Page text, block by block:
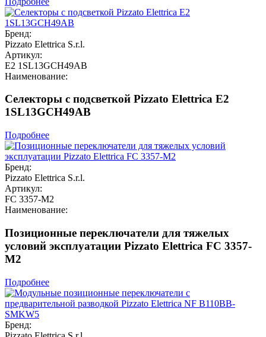
Бренд:
Pizzato Elettrica S.r.l.
Артикул:
E2 1SL13GCH49AB
Наименование:
Селекторы с подсветкой Pizzato Elettrica E2
1SL13GCH49AB
Подробнее
Бренд:
Pizzato Elettrica S.r.l.
Артикул:
FC 3357-M2
Наименование:
Позиционные переключатели для тяжелых
условий эксплуатации Pizzato Elettrica FC 3357-
M2
Подробнее
Бренд: